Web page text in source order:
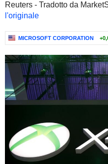
Reuters - Tradotto da
l'originale
MICROSOFT CORPORATION